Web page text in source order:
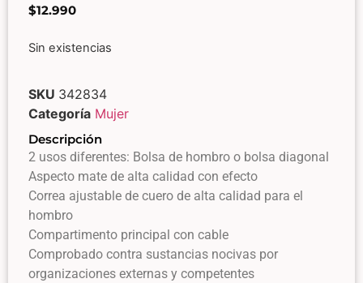
$12.990
Sin existencias
SKU 342834
Categoría Mujer
Descripción
2 usos diferentes: Bolsa de hombro o bolsa diagonal
Aspecto mate de alta calidad con efecto
Correa ajustable de cuero de alta calidad para el
hombro
Compartimento principal con cable
Comprobado contra sustancias nocivas por
organizaciones externas y competentes